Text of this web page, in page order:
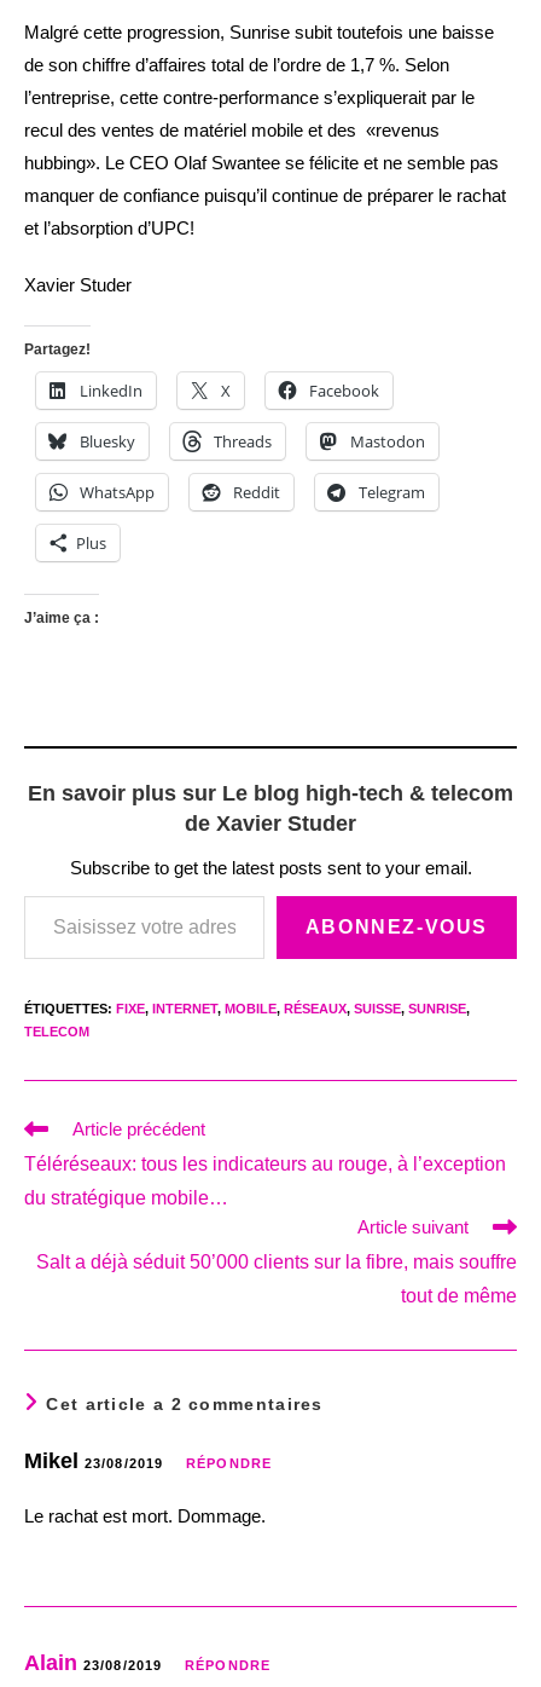
Malgré cette progression, Sunrise subit toutefois une baisse
de son chiffre d’affaires total de l’ordre de 1,7 %. Selon
l’entreprise, cette contre-performance s’expliquerait par le
recul des ventes de matériel mobile et des «revenus
hubbing». Le CEO Olaf Swantee se félicite et ne semble pas
manquer de confiance puisqu’il continue de préparer le rachat
et l’absorption d’UPC!
Xavier Studer
Partagez!
LinkedIn X Facebook
Bluesky Threads Mastodon
WhatsApp Reddit Telegram
Plus
J’aime ça :
En savoir plus sur Le blog high-tech & telecom
de Xavier Studer
Subscribe to get the latest posts sent to your email.
Saisissez votre adresse e-mail…
ABONNEZ-VOUS
ÉTIQUETTES: FIXE, INTERNET, MOBILE, RÉSEAUX, SUISSE, SUNRISE,
TELECOM
Read
more
articles
Article précédent
Téléréseaux: tous les indicateurs au rouge, à l’exception
du stratégique mobile…
Article suivant
Salt a déjà séduit 50’000 clients sur la fibre, mais souffre
tout de même
Cet article a 2 commentaires
Mikel 23/08/2019 RÉPONDRE
Le rachat est mort. Dommage.
Alain 23/08/2019 RÉPONDRE